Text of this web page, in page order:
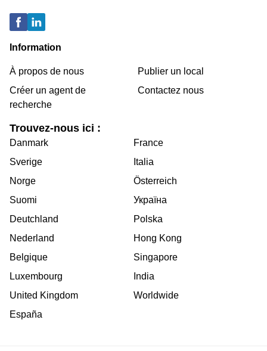
Information
À propos de nous
Créer un agent de
recherche
Publier un local
Contactez nous
Trouvez-nous ici :
Danmark
Sverige
Norge
Suomi
Deutchland
Nederland
Belgique
Luxembourg
United Kingdom
España
France
Italia
Österreich
Україна
Polska
Hong Kong
Singapore
India
Worldwide